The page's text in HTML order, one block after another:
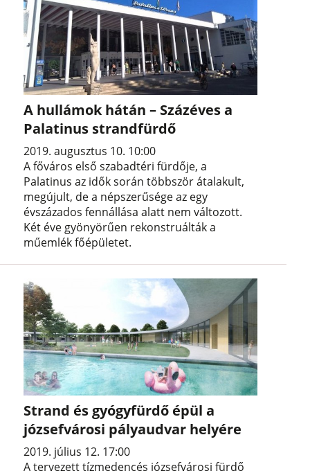
A hullámok hátán – Százéves a
Palatinus strandfürdő
2019. augusztus 10. 10:00
A főváros első szabadtéri fürdője, a
Palatinus az idők során többször átalakult,
megújult, de a népszerűsége az egy
évszázados fennállása alatt nem változott.
Két éve gyönyörűen rekonstruálták a
műemlék főépületet.
Strand és gyógyfürdő épül a
józsefvárosi pályaudvar helyére
2019. július 12. 17:00
A tervezett tízmedencés józsefvárosi fürdő